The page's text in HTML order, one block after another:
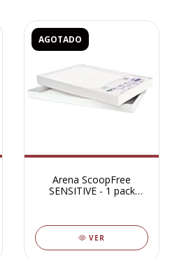
AGOTADO
Arena ScoopFree
SENSITIVE - 1 pack
VER